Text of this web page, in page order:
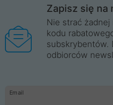
Zapisz się na
Nie strać
kodu
subskrybentów.
odbiorców
Email